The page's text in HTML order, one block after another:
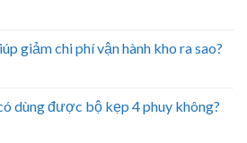
giảm chi phí vận hành kho ra sao?
dùng được bộ kẹp 4 phuy không?